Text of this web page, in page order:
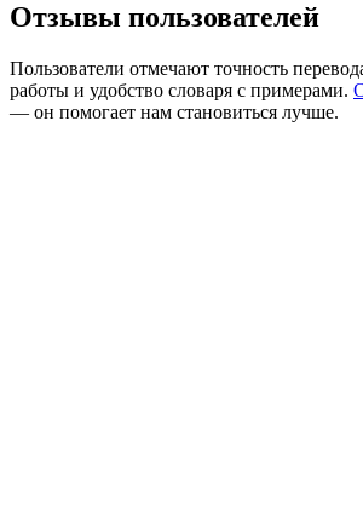
Отзывы пользователей
Пользователи отмечают точность
работы и удобство словаря с примерами.
— он помогает нам становиться лучше.